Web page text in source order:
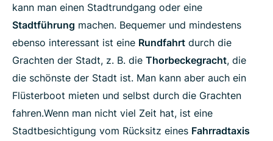
kann man einen Stadtrundgang oder eine
Stadtführung machen. Bequemer und mindestens
ebenso interessant ist eine Rundfahrt durch die
Grachten der Stadt, z. B. die Thorbeckegracht, die
die schönste der Stadt ist. Man kann aber auch ein
Flüsterboot mieten und selbst durch die Grachten
fahren.Wenn man nicht viel Zeit hat, ist eine
Stadtbesichtigung vom Rücksitz eines Fahrradtaxis